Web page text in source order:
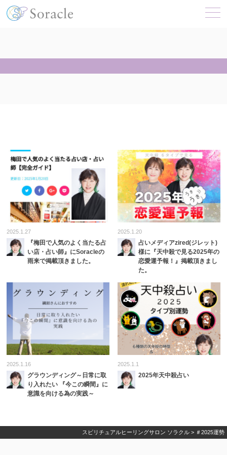
2025.1.27
『梅田で人気のよく当たる占
い店・占い師』にSoracleの
雨来で掲載頂きました。
2025.1.20
占いメディアzired(ジレット)
様に『天中殺で見る2025年の
恋愛運予報！』掲載頂きまし
た。
2025.1.16
グラウンディング～日常に取
り入れたい 『今この瞬間』に
意識を向ける為の実践～
2025.1.1
2025年天中殺占い
スピリチュアルヒーリングサロン ソラクル > ＃2025運勢